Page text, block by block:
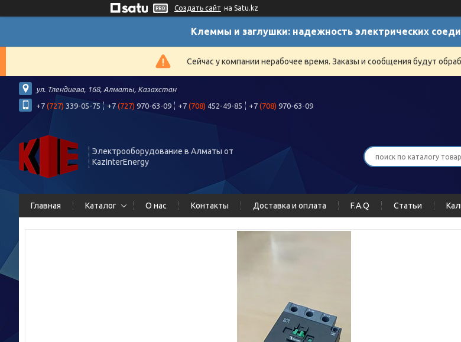
Создать сайт на Satu.kz
Клеммы и заглушки: надежность электрических
Сейчас у компании нерабочее время. Заказы и сообщения будут
ул. Тлендиева, 168, Алматы, Казахстан
+7 (727) 339-05-75 +7 (727) 970-63-09 +7 (708) 452-49-85 +7 (708) 970-63-09
Электрооборудование в Алматы от
KazInterEnergy
Главная Каталог О нас Контакты Доставка и оплата F.A.Q Статьи